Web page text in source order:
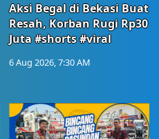
Aksi Begal di Bekasi Buat
Resah, Korban Rugi Rp30
Juta #shorts #viral
6 Aug 2026, 7:30 AM